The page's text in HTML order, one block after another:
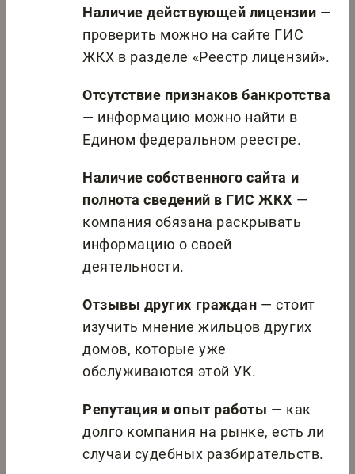
Наличие действующей лицензии —
проверить можно на сайте ГИС
ЖКХ в разделе «Реестр лицензий».
Отсутствие признаков банкротства
— информацию можно найти в
Едином федеральном реестре.
Наличие собственного сайта и
полнота сведений в ГИС ЖКХ —
компания обязана раскрывать
информацию о своей
деятельности.
Отзывы других граждан — стоит
изучить мнение жильцов других
домов, которые уже
обслуживаются этой УК.
Репутация и опыт работы — как
долго компания на рынке, есть ли
случаи судебных разбирательств.